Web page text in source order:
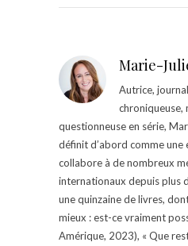
Marie-
Autrice,
chroniqueuse,
questionneuse en série,
définit d’abord comme une
collabore à de nombreux
internationaux depuis plus
une quinzaine de livres,
mieux : est-ce vraiment
Amérique, 2023), « Que